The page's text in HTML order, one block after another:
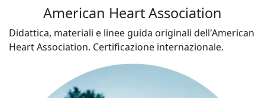
American Heart Association
Didattica, materiali e linee guida originali dell'American
Heart Association. Certificazione internazionale.